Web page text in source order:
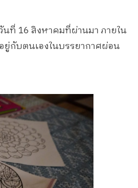
ที่ 16 สิงหาคมที่ผ่านมา ภายใน
ยู่กับตนเองในบรรยากาศผ่อน